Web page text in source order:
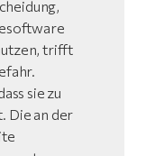
trifft
sie zu
Die an der